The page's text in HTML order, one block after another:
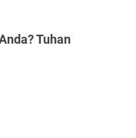
Tuhan